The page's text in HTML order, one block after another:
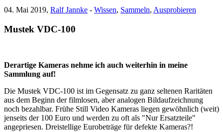
04. Mai 2019, Ralf Jannke - Wissen, Sammeln, Ausprobieren
Mustek VDC-100
Derartige Kameras nehme ich auch weiterhin in meine
Sammlung auf!
Die Mustek VDC-100 ist im Gegensatz zu ganz seltenen Raritäten
aus dem Beginn der filmlosen, aber analogen Bildaufzeichnung
noch bezahlbar. Frühe Still Video Kameras liegen gewöhnlich (weit)
jenseits der 100 Euro und werden zu oft als "Nur Ersatzteile"
angepriesen. Dreistellige Eurobeträge für defekte Kameras?!